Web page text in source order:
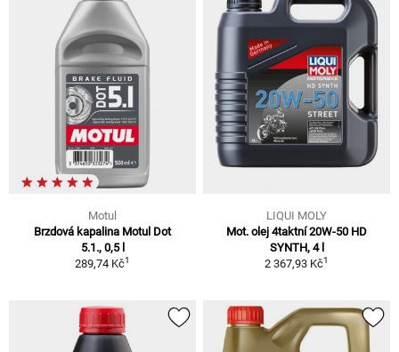
Motul
Brzdová kapalina Motul Dot
5.1., 0,5 l
289,74 Kč1
LIQUI MOLY
Mot. olej 4taktní 20W-50 HD
SYNTH, 4 l
2 367,93 Kč1